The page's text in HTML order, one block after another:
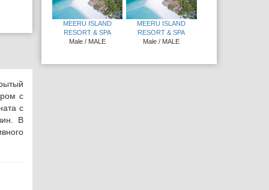
с
с
В
MEERU ISLAND
RESORT & SPA
Male / MALE
MEERU ISLAND
RESORT & SPA
Male / MALE